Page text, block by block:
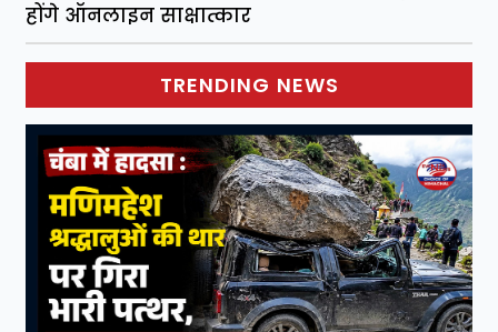
होंगे ऑनलाइन साक्षात्कार
TRENDING NEWS